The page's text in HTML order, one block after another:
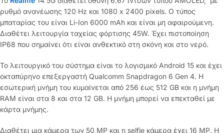
ρυθμό ανανέωσης 120 Hz και 1080 x 2400 pixels. Ο τύπος
μπαταρίας του είναι Li-Ion 6000 mAh και είναι μη αφαιρούμενη.
Διαθέτει λειτουργία ταχείας φόρτισης 45W. Έχει πιστοποίηση
IP68 που σημαίνει ότι είναι ανθεκτικό στη σκόνη και στο νερό.
Το λειτουργικό του σύστημα είναι το λογισμικό Android 15 και έχει
οκταπύρηνο επεξεργαστή Qualcomm Snapdragon 6 Gen 4. Η
εσωτερική μνήμη του κυμαίνεται από 256 έως 512 GB και η μνήμη
RAM είναι στα 8 και στα 12 GB. Η μνήμη μπορεί να επεκταθεί με
κάρτα μνήμης.
Διαθέτει μια κάμερα των 50 MP και η selfie κάμερα έχει 16 MP. Η